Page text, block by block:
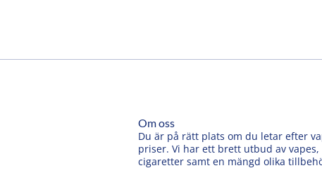
Om oss
Du är på rätt plats om du letar efter
priser. Vi har ett brett utbud av
cigaretter samt en mängd olika